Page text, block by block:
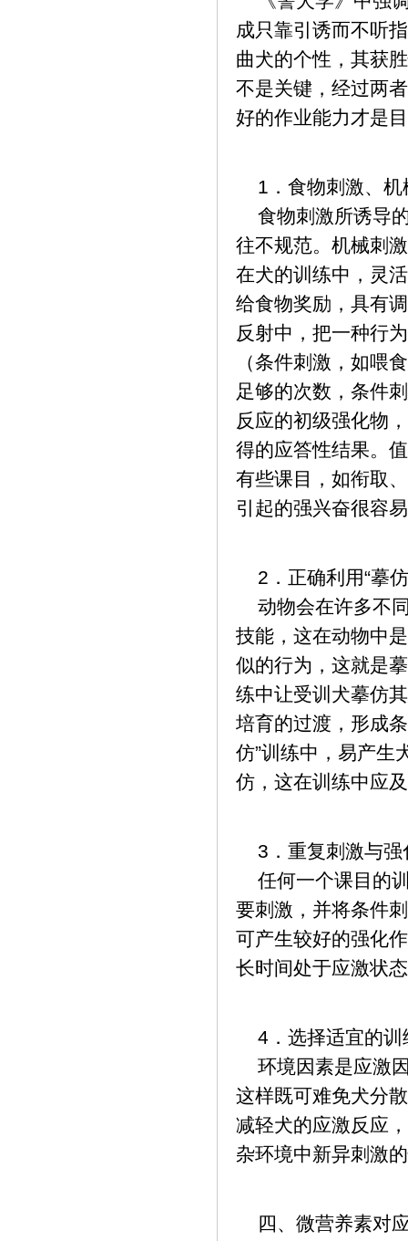
成只靠引诱而不听
曲犬的个性，其获
不是关键，经过两
好的作业能力才是
1．食物刺激、机
食物刺激所诱导
往不规范。机械刺
在犬的训练中，灵
给食物奖励，具有
反射中，把一种行
（条件刺激，如喂
足够的次数，条件
反应的初级强化物
得的应答性结果。
有些课目，如衔取
引起的强兴奋很容
2．正确利用“摹
动物会在许多不
技能，这在动物中
似的行为，这就是
练中让受训犬摹仿
培育的过渡，形成
仿”训练中，易产生
仿，这在训练中应
3．重复刺激与强
任何一个课目的
要刺激，并将条件
可产生较好的强化
长时间处于应激状
4．选择适宜的训
环境因素是应激
这样既可难免犬分
减轻犬的应激反应
杂环境中新异刺激
四、微营养素对